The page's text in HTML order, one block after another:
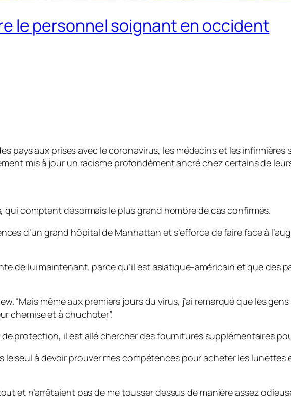
le personnel soignant en occident
pays aux prises avec le coronavirus, les médecins et les infirmières
mis à jour un racisme profondément ancré chez certains de
qui comptent désormais le plus grand nombre de cas confirmés.
d’un grand hôpital de Manhattan et s’efforce de faire face à
de lui maintenant, parce qu’il est asiatique-américain et que des
“Mais même aux premiers jours du virus, j’ai remarqué que les
chemise et à chuchoter”.
protection, il est allé chercher des fournitures supplémentaires
le seul à devoir prouver mes compétences pour acheter les lunettes
et n’arrêtaient pas de me tousser dessus de manière assez